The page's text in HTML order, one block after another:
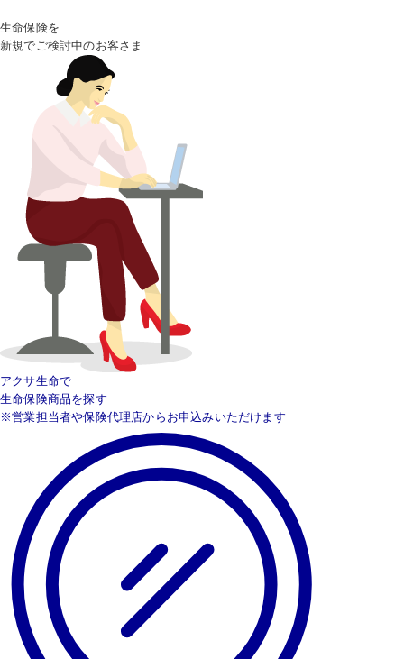
生命保険を
新規でご検討中のお客さま
アクサ生命で
生命保険商品を探す
※営業担当者や保険代理店からお申込みいただけます